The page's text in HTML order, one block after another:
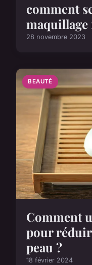
comment
28 novembre 2023
BEAUTÉ
Comment
pour
peau ?
18 février 2024